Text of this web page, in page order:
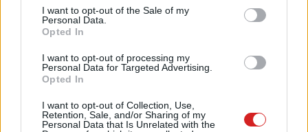
consent section.
I want to opt-out of the Sale of my
Personal Data.
Opted In
I want to opt-out of processing my
Personal Data for Targeted Advertising.
Opted In
I want to opt-out of Collection, Use,
Retention, Sale, and/or Sharing of my
Personal Data that Is Unrelated with the
Két új alkalmazást is kiadott az
Széleskörű AI együttműködést
legnagyobb lemezkiadókkal
PCW.lite| 2025.10.16 19:04